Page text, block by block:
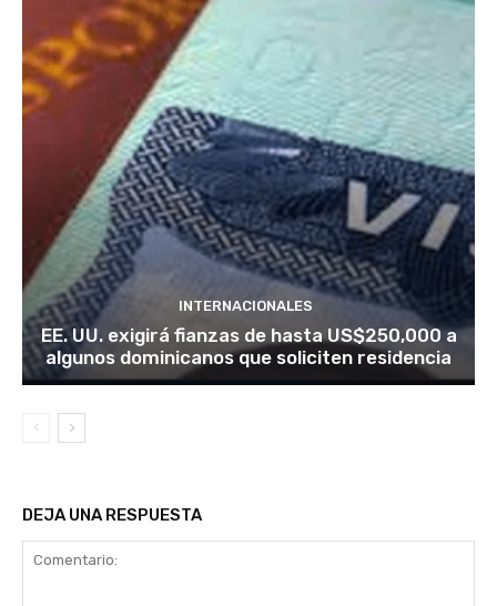
INTERNACIONALES
EE. UU. exigirá fianzas de hasta US$250,000 a
algunos dominicanos que soliciten residencia
DEJA UNA RESPUESTA